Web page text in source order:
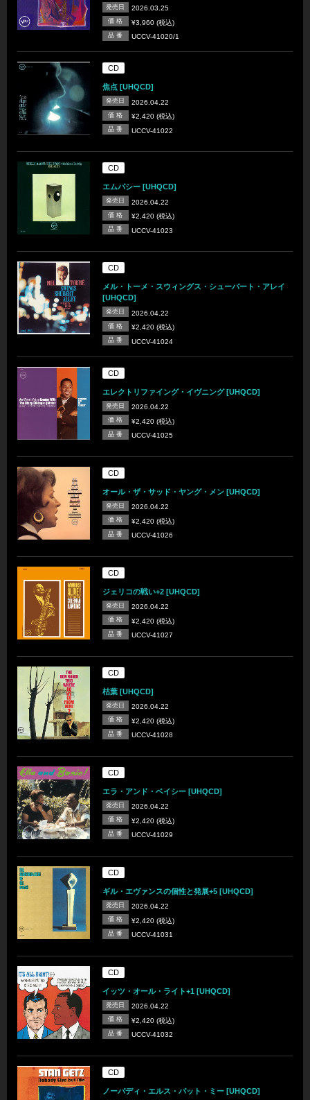
発売日 2026.03.25
価 格 ¥3,960 (税込)
品 番 UCCV-41020/1
CD
焦点 [UHQCD]
発売日 2026.04.22
価 格 ¥2,420 (税込)
品 番 UCCV-41022
CD
エムパシー [UHQCD]
発売日 2026.04.22
価 格 ¥2,420 (税込)
品 番 UCCV-41023
CD
メル・トーメ・スウィングス・シューバート・アレイ
[UHQCD]
発売日 2026.04.22
価 格 ¥2,420 (税込)
品 番 UCCV-41024
CD
エレクトリファイング・イヴニング [UHQCD]
発売日 2026.04.22
価 格 ¥2,420 (税込)
品 番 UCCV-41025
CD
オール・ザ・サッド・ヤング・メン [UHQCD]
発売日 2026.04.22
価 格 ¥2,420 (税込)
品 番 UCCV-41026
CD
ジェリコの戦い+2 [UHQCD]
発売日 2026.04.22
価 格 ¥2,420 (税込)
品 番 UCCV-41027
CD
枯葉 [UHQCD]
発売日 2026.04.22
価 格 ¥2,420 (税込)
品 番 UCCV-41028
CD
エラ・アンド・ベイシー [UHQCD]
発売日 2026.04.22
価 格 ¥2,420 (税込)
品 番 UCCV-41029
CD
ギル・エヴァンスの個性と発展+5 [UHQCD]
発売日 2026.04.22
価 格 ¥2,420 (税込)
品 番 UCCV-41031
CD
イッツ・オール・ライト+1 [UHQCD]
発売日 2026.04.22
価 格 ¥2,420 (税込)
品 番 UCCV-41032
CD
ノーバディ・エルス・バット・ミー [UHQCD]